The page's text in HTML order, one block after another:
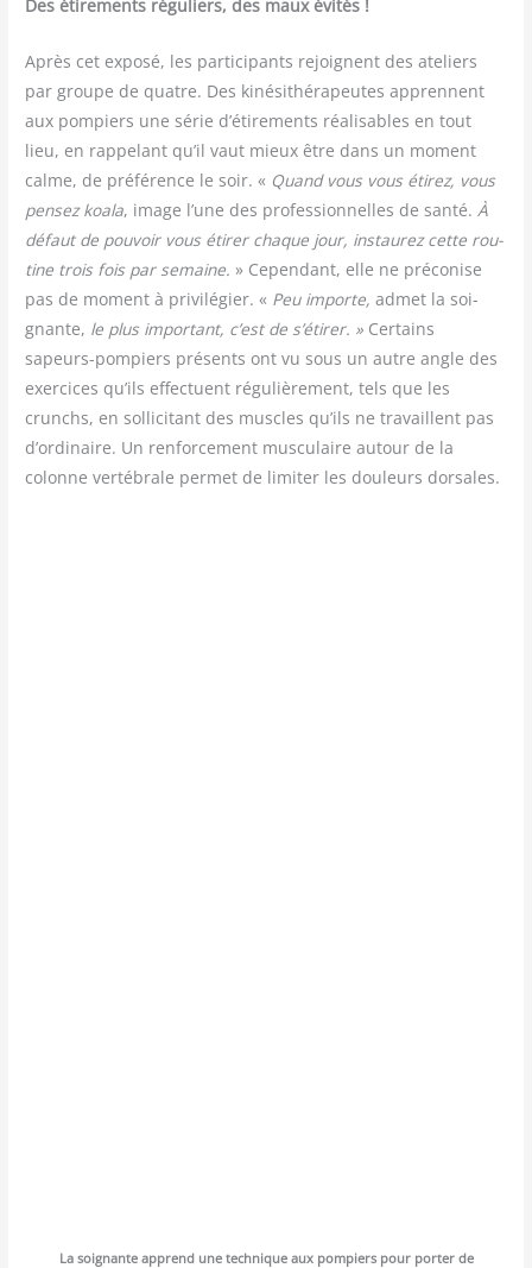
Des éti­re­ments régu­liers, des maux évités !
Après cet expo­sé, les par­ti­ci­pants rejoignent des ate­liers
par groupe de quatre. Des kiné­si­thé­ra­peutes apprennent
aux pom­piers une série d’étirements réa­li­sables en tout
lieu, en rap­pe­lant qu’il vaut mieux être dans un moment
calme, de pré­fé­rence le soir. « Quand vous vous éti­rez, vous
pen­sez koa­la, image l’une des pro­fes­sion­nelles de san­té. À
défaut de pou­voir vous éti­rer chaque jour, ins­tau­rez cette rou­
tine trois fois par semaine. » Cepen­dant, elle ne pré­co­nise
pas de moment à pri­vi­lé­gier. « Peu importe, admet la soi­
gnante, le plus impor­tant, c’est de s’é­ti­rer. » Cer­tains
sapeurs-pom­piers pré­sents ont vu sous un autre angle des
exer­cices qu’ils effec­tuent régu­liè­re­ment, tels que les
crunchs, en sol­li­ci­tant des muscles qu’ils ne tra­vaillent pas
d’ordinaire. Un ren­for­ce­ment mus­cu­laire autour de la
colonne ver­té­brale per­met de limi­ter les dou­leurs dorsales.
La soi­gnante apprend une tech­nique aux pom­piers pour por­ter de